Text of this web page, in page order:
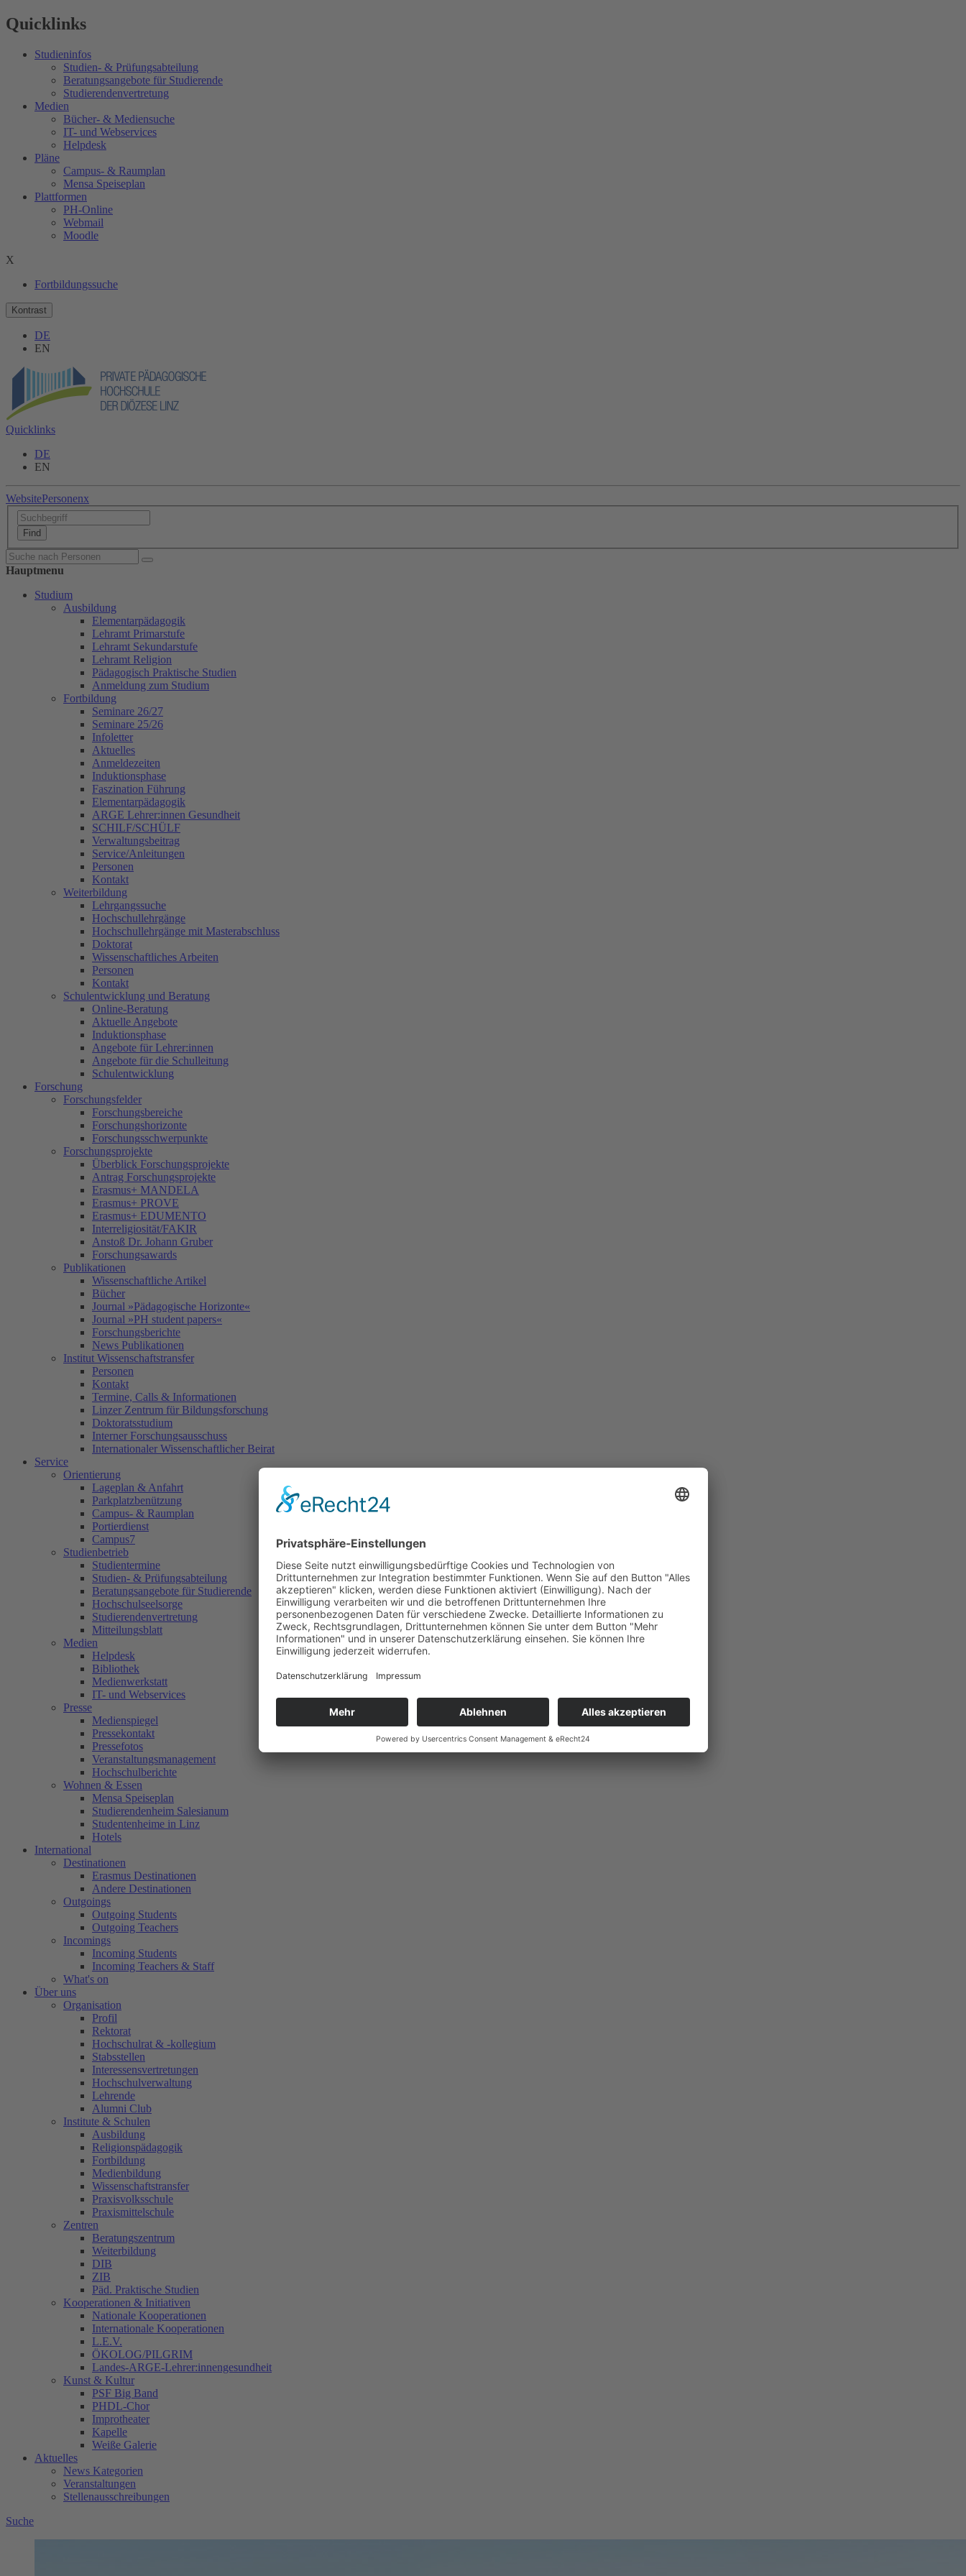
Quicklinks
Studieninfos
Studien- & Prüfungsabteilung
Beratungsangebote für Studierende
Studierendenvertretung
Medien
Bücher- & Mediensuche
IT- und Webservices
Helpdesk
Pläne
Campus- & Raumplan
Mensa Speiseplan
Plattformen
PH-Online
Webmail
Moodle
X
Fortbildungssuche
Kontrast
DE
EN
Quicklinks
DE
EN
WebsitePersonenx
Hauptmenu
Studium
Ausbildung
Elementarpädagogik
Lehramt Primarstufe
Lehramt Sekundarstufe
Lehramt Religion
Pädagogisch Praktische Studien
Anmeldung zum Studium
Fortbildung
Seminare 26/27
Seminare 25/26
Infoletter
Aktuelles
Anmeldezeiten
Induktionsphase
Faszination Führung
Elementarpädagogik
ARGE Lehrer:innen Gesundheit
SCHILF/SCHÜLF
Verwaltungsbeitrag
Service/Anleitungen
Personen
Kontakt
Weiterbildung
Lehrgangssuche
Hochschullehrgänge
Hochschullehrgänge mit Masterabschluss
Doktorat
Wissenschaftliches Arbeiten
Personen
Kontakt
Schulentwicklung und Beratung
Online-Beratung
Aktuelle Angebote
Induktionsphase
Angebote für Lehrer:innen
Angebote für die Schulleitung
Schulentwicklung
Forschung
Forschungsfelder
Forschungsbereiche
Forschungshorizonte
Forschungsschwerpunkte
Forschungsprojekte
Überblick Forschungsprojekte
Antrag Forschungsprojekte
Erasmus+ MANDELA
Erasmus+ PROVE
Erasmus+ EDUMENTO
Interreligiosität/FAKIR
Anstoß Dr. Johann Gruber
Forschungsawards
Publikationen
Wissenschaftliche Artikel
Bücher
Journal »Pädagogische Horizonte«
Journal »PH student papers«
Forschungsberichte
News Publikationen
Institut Wissenschaftstransfer
Personen
Kontakt
Termine, Calls & Informationen
Linzer Zentrum für Bildungsforschung
Doktoratsstudium
Interner Forschungsausschuss
Internationaler Wissenschaftlicher Beirat
Service
Orientierung
Lageplan & Anfahrt
Parkplatzbenützung
Campus- & Raumplan
Portierdienst
Campus7
Studienbetrieb
Studientermine
Studien- & Prüfungsabteilung
Beratungsangebote für Studierende
Hochschulseelsorge
Studierendenvertretung
Mitteilungsblatt
Medien
Helpdesk
Bibliothek
Medienwerkstatt
IT- und Webservices
Presse
Medienspiegel
Pressekontakt
Pressefotos
Veranstaltungsmanagement
Hochschulberichte
Wohnen & Essen
Mensa Speiseplan
Studierendenheim Salesianum
Studentenheime in Linz
Hotels
International
Destinationen
Erasmus Destinationen
Andere Destinationen
Outgoings
Outgoing Students
Outgoing Teachers
Incomings
Incoming Students
Incoming Teachers & Staff
What's on
Über uns
Organisation
Profil
Rektorat
Hochschulrat & -kollegium
Stabsstellen
Interessensvertretungen
Hochschulverwaltung
Lehrende
Alumni Club
Institute & Schulen
Ausbildung
Religionspädagogik
Fortbildung
Medienbildung
Wissenschaftstransfer
Praxisvolksschule
Praxismittelschule
Zentren
Beratungszentrum
Weiterbildung
DIB
ZIB
Päd. Praktische Studien
Kooperationen & Initiativen
Nationale Kooperationen
Internationale Kooperationen
L.E.V.
ÖKOLOG/PILGRIM
Landes-ARGE-Lehrer:innengesundheit
Kunst & Kultur
PSF Big Band
PHDL-Chor
Improtheater
Kapelle
Weiße Galerie
Aktuelles
News Kategorien
Veranstaltungen
Stellenausschreibungen
Suche